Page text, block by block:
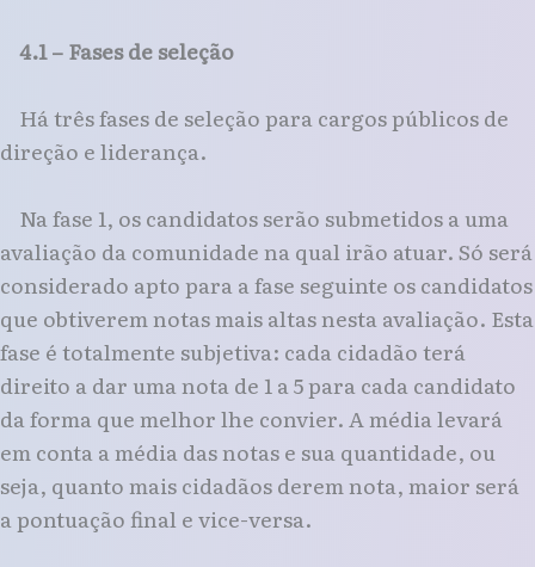
4.1 – Fases de seleção
Há três fases de seleção para cargos públicos de
direção e liderança.
Na fase 1, os candidatos serão submetidos a uma
avaliação da comunidade na qual irão atuar. Só será
considerado apto para a fase seguinte os candidatos
que obtiverem notas mais altas nesta avaliação. Esta
fase é totalmente subjetiva: cada cidadão terá
direito a dar uma nota de 1 a 5 para cada candidato
da forma que melhor lhe convier. A média levará
em conta a média das notas e sua quantidade, ou
seja, quanto mais cidadãos derem nota, maior será
a pontuação final e vice-versa.